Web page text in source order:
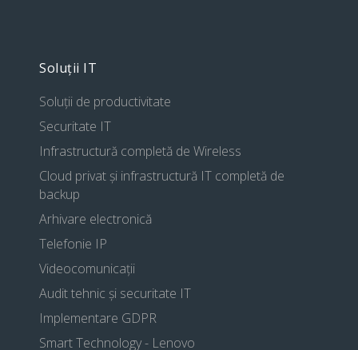
Soluții IT
Soluții de productivitate
Securitate IT
Infrastructură completă de Wireless
Cloud privat și infrastructură IT completă de
backup
Arhivare electronică
Telefonie IP
Videocomunicații
Audit tehnic și securitate IT
Implementare GDPR
Smart Technology - Lenovo